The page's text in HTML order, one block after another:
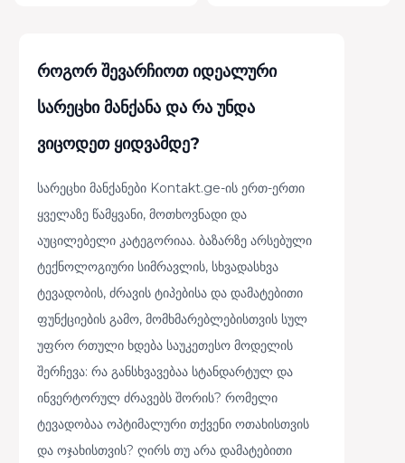
როგორ შევარჩიოთ იდეალური
სარეცხი მანქანა და რა უნდა
ვიცოდეთ ყიდვამდე?
სარეცხი მანქანები Kontakt.ge-ის ერთ-ერთი
ყველაზე წამყვანი, მოთხოვნადი და
აუცილებელი კატეგორიაა. ბაზარზე არსებული
ტექნოლოგიური სიმრავლის, სხვადასხვა
ტევადობის, ძრავის ტიპებისა და დამატებითი
ფუნქციების გამო, მომხმარებლებისთვის სულ
უფრო რთული ხდება საუკეთესო მოდელის
შერჩევა: რა განსხვავებაა სტანდარტულ და
ინვერტორულ ძრავებს შორის? რომელი
ტევადობაა ოპტიმალური თქვენი ოთახისთვის
და ოჯახისთვის? ღირს თუ არა დამატებითი